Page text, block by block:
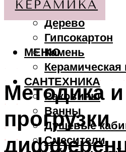
МАТЕРИАЛЫ
Дерево
Гипсокартон
Камень
Керамическая
САНТЕХНИКА
Раковины
Ванны
Душевые
Смесители
МЕНЮ
Методика
прогрузки